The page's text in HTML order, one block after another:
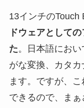
13インチのTouch
ドウェアとして
た。日本語にお
がな変換、カタ
ます。ですが、
できるので、ま